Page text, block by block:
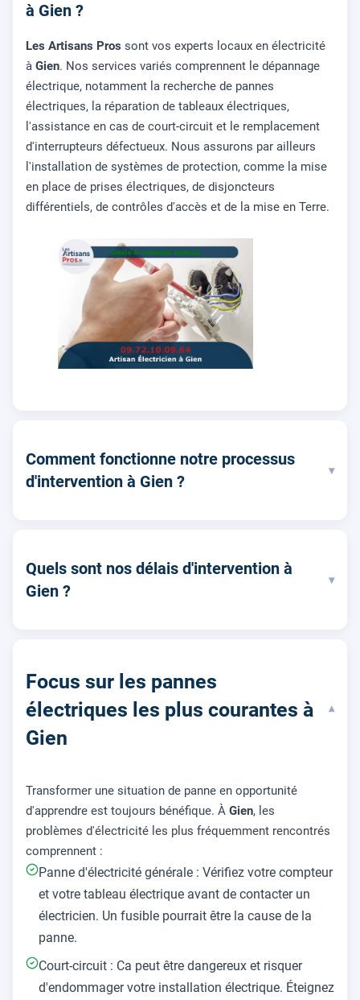
à Gien ?
Les Artisans Pros sont vos experts locaux en électricité
à Gien. Nos services variés comprennent le dépannage
électrique, notamment la recherche de pannes
électriques, la réparation de tableaux électriques,
l'assistance en cas de court-circuit et le remplacement
d'interrupteurs défectueux. Nous assurons par ailleurs
l'installation de systèmes de protection, comme la mise
en place de prises électriques, de disjoncteurs
différentiels, de contrôles d'accès et de la mise en Terre.
Comment fonctionne notre processus
d'intervention à Gien ?
▾
Quels sont nos délais d'intervention à
Gien ?
▾
Focus sur les pannes
électriques les plus courantes à
Gien
▾
Transformer une situation de panne en opportunité
d'apprendre est toujours bénéfique. À Gien, les
problèmes d'électricité les plus fréquemment rencontrés
comprennent :
Panne d'électricité générale : Vérifiez votre compteur
et votre tableau électrique avant de contacter un
électricien. Un fusible pourrait être la cause de la
panne.
Court-circuit : Ca peut être dangereux et risquer
d'endommager votre installation électrique. Éteignez